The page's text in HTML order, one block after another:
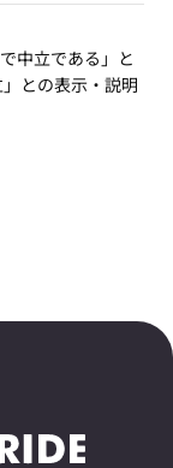
中立である」と
との表示・説明